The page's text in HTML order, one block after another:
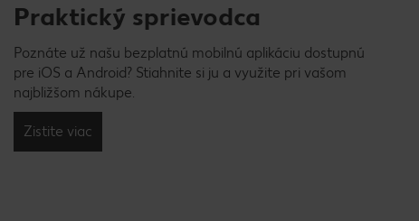
Praktický sprievodca
Poznáte už našu bezplatnú mobilnú aplikáciu dostupnú
pre iOS a Android? Stiahnite si ju a využite pri vašom
najbližšom nákupe.
Zistite viac